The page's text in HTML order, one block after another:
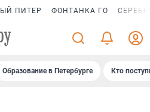
ПИТЕР ФОНТАНКА ГО
Образование в Петербурге Кто